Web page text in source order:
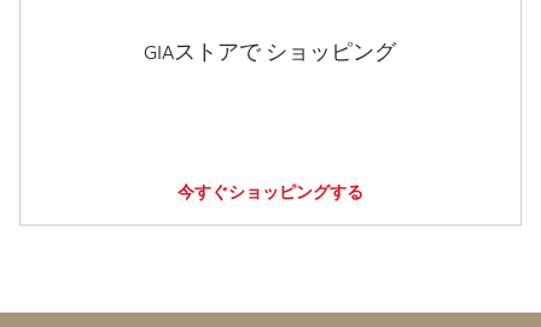
GIAストアで ショッピング
今すぐショッピングする